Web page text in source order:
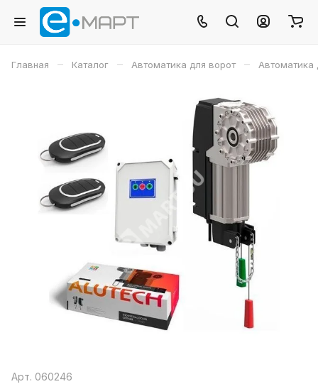
Главная – Каталог – Автоматика для ворот – Автоматика
Арт. 060246